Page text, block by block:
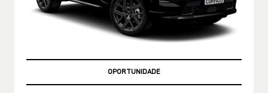
OPORTUNIDADE